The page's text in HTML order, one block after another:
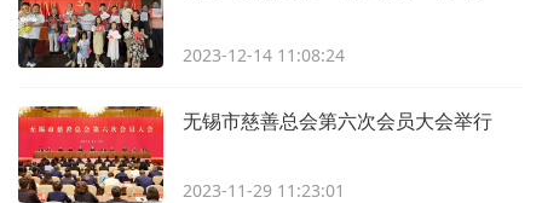
2023-12-14 11:08:24
无锡市慈善总会第六次会员大会举行
2023-11-29 11:23:01